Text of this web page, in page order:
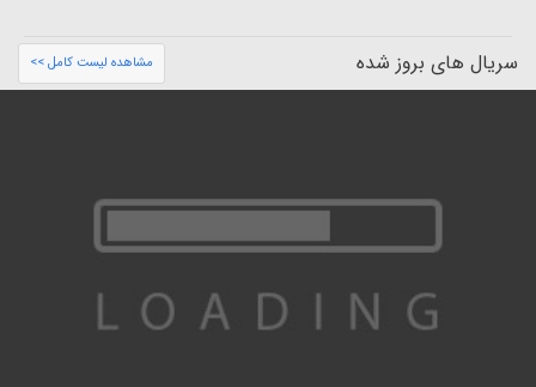
سریال های بروز شده مشاهده لیست کامل >>